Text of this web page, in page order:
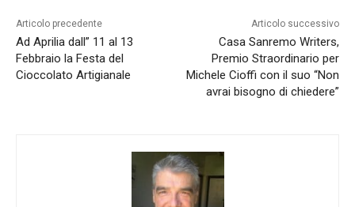
Articolo precedente
Ad Aprilia dall” 11 al 13
Febbraio la Festa del
Cioccolato Artigianale
Articolo successivo
Casa Sanremo Writers,
Premio Straordinario per
Michele Cioffi con il suo “Non
avrai bisogno di chiedere”